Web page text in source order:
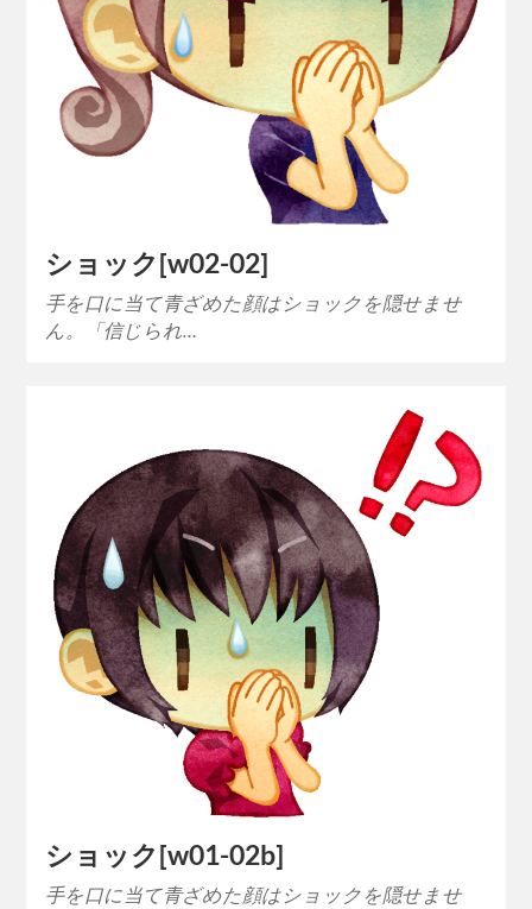
ショック[w02-02]
手を口に当て青ざめた顔はショックを隠せませ
ん。「信じられ…
ショック[w01-02b]
手を口に当て青ざめた顔はショックを隠せませ